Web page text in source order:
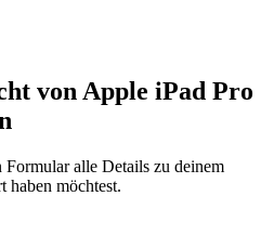
von Apple iPad Pro
alle Details zu deinem
haben möchtest.